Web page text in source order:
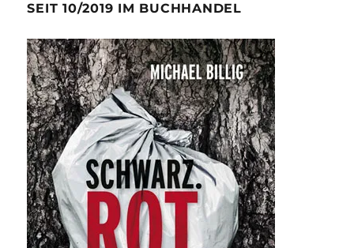
SEIT 10/2019 IM BUCHHANDEL